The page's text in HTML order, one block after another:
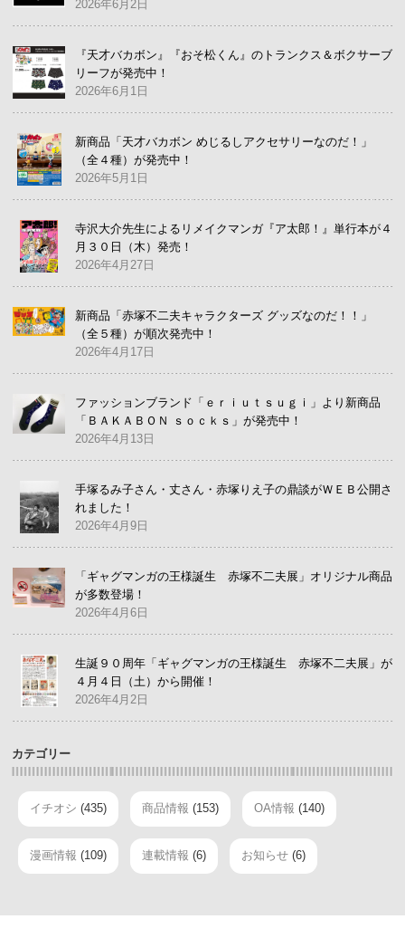
2026年6月2日
『天才バカボン』『おそ松くん』のトランクス＆ボクサーブ
リーフが発売中！
2026年6月1日
新商品「天才バカボン めじるしアクセサリーなのだ！」
（全４種）が発売中！
2026年5月1日
寺沢大介先生によるリメイクマンガ『ア太郎！』単行本が４
月３０日（木）発売！
2026年4月27日
新商品「赤塚不二夫キャラクターズ グッズなのだ！！」
（全５種）が順次発売中！
2026年4月17日
ファッションブランド「ｅｒｉｕｔｓｕｇｉ」より新商品
「ＢＡＫＡＢＯＮ ｓｏｃｋｓ」が発売中！
2026年4月13日
手塚るみ子さん・丈さん・赤塚りえ子の鼎談がＷＥＢ公開さ
れました！
2026年4月9日
「ギャグマンガの王様誕生 赤塚不二夫展」オリジナル商品
が多数登場！
2026年4月6日
生誕９０周年「ギャグマンガの王様誕生 赤塚不二夫展」が
４月４日（土）から開催！
2026年4月2日
カテゴリー
イチオシ (435) 商品情報 (153) OA情報 (140)
漫画情報 (109) 連載情報 (6) お知らせ (6)